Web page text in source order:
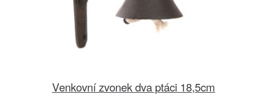
Venkovní zvonek dva ptáci 18,5cm